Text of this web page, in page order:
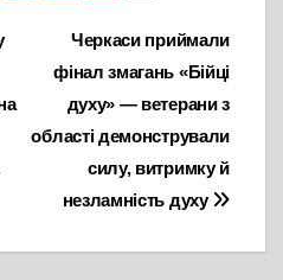
Черкаси приймали
фінал змагань «Бійці
духу» — ветерани з
області демонстрували
силу, витримку й
незламність духу